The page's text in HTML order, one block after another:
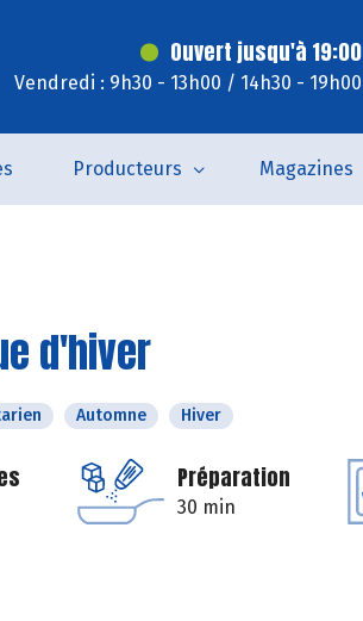
Ouvert jusqu'à 19:00
Vendredi : 9h30 - 13h00 / 14h30 - 19h00
Producteurs Magazines
d'hiver
Automne Hiver
Préparation
30 min